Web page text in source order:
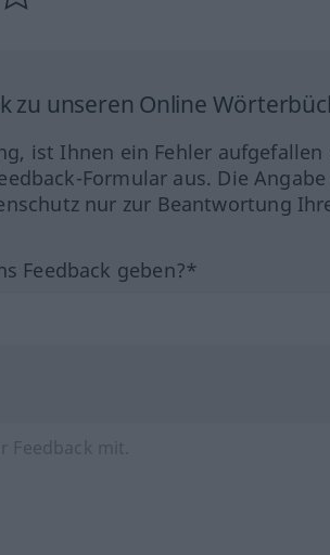
zu unseren Online
ist Ihnen ein Fehler
Formular aus. Die
nur zur Beantwortung
Feedback geben?*